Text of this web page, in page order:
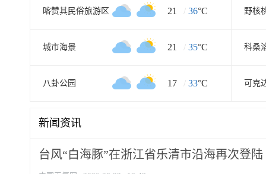
喀赞其民俗旅游区 21 / 36°C
城市海景 21 / 35°C
八卦公园 17 / 33°C
新闻资讯
台风“白海豚”在浙江省乐清市沿海再次登陆